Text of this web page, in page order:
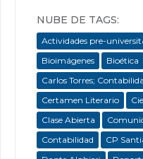
NUBE DE TAGS:
Actividades pre-
Bioimágenes
Bioética
Carlos Torres;
Certamen Literario
Clase Abierta
Contabilidad
CP